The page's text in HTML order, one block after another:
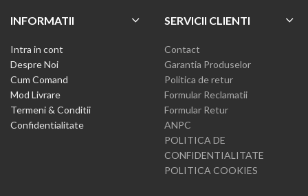
INFORMATII
Intra in cont
Despre Noi
Cum Comand
Mod Livrare
Termeni & Conditii
Confidentialitate
SERVICII CLIENTI
Contact
Garantia Produselor
Politica de retur
Formular Reclamatii
Formular Retur
ANPC
POLITICA DE
CONFIDENTIALITATE
POLITICA COOKIES